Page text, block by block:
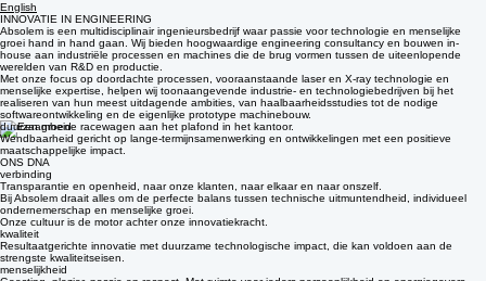
English
INNOVATIE IN ENGINEERING
Absolem is een multidisciplinair ingenieursbedrijf waar passie voor technologie en menselijke
groei hand in hand gaan. Wij bieden hoogwaardige engineering consultancy en bouwen in-
house aan industriële processen en machines die de brug vormen tussen de uiteenlopende
werelden van R&D en productie.
Met onze focus op doordachte processen, vooraanstaande laser en X-ray technologie en
menselijke expertise, helpen wij toonaangevende industrie- en technologiebedrijven bij het
realiseren van hun meest uitdagende ambities, van haalbaarheidsstudies tot de nodige
softwareontwikkeling en de eigenlijke prototype machinebouw.
duurzaamheid
Wendbaarheid gericht op lange-termijnsamenwerking en ontwikkelingen met een positieve
maatschappelijke impact.
ONS DNA
verbinding
Transparantie en openheid, naar onze klanten, naar elkaar en naar onszelf.
Bij Absolem draait alles om de perfecte balans tussen technische uitmuntendheid, individueel
ondernemerschap en menselijke groei.
Onze cultuur is de motor achter onze innovatiekracht.
kwaliteit
Resultaatgerichte innovatie met duurzame technologische impact, die kan voldoen aan de